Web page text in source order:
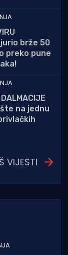
brže 50
preko pune
na jednu
VIJESTI